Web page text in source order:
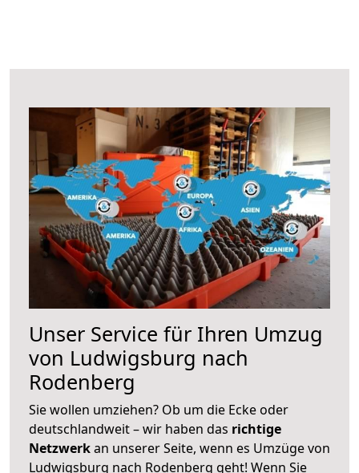
Unser Service für Ihren Umzug
von Ludwigsburg nach
Rodenberg
Sie wollen umziehen? Ob um die Ecke oder
deutschlandweit – wir haben das richtige
Netzwerkan unserer Seite, wenn es Umzüge von
Ludwigsburg nach Rodenberg geht! Wenn Sie